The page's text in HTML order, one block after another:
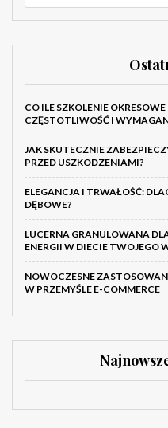
CO ILE SZKOLENIE
CZĘSTOTLIWOŚĆ I
JAK SKUTECZNIE
PRZED USZKODZENIAMI?
ELEGANCJA I TRWAŁOŚĆ:
DĘBOWE?
LUCERNA GRANULOWANA
ENERGII W DIECIE TWOJEGO
NOWOCZESNE
W PRZEMYŚLE E-COMMERCE